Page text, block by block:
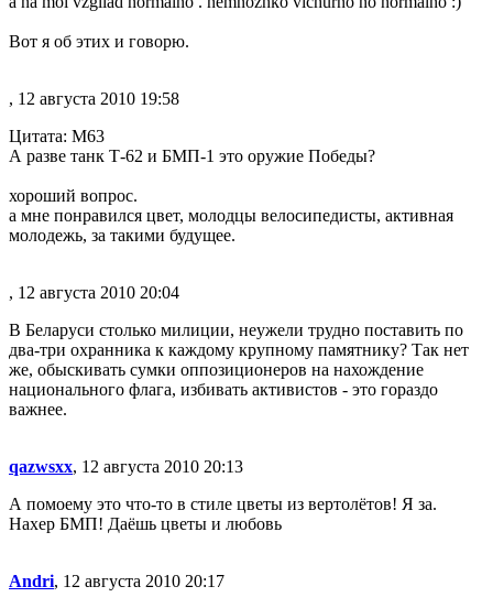
Вот я об этих и говорю.
, 12 августа 2010 19:58
Цитата: М63
А разве танк Т-62 и БМП-1 это оружие Победы?
хороший вопрос.
а мне понравился цвет, молодцы велосипедисты, активная
молодежь, за такими будущее.
, 12 августа 2010 20:04
В Беларуси столько милиции, неужели трудно поставить по
два-три охранника к каждому крупному памятнику? Так нет
же, обыскивать сумки оппозиционеров на нахождение
национального флага, избивать активистов - это гораздо
важнее.
qazwsxx, 12 августа 2010 20:13
А помоему это что-то в стиле цветы из вертолётов! Я за.
Нахер БМП! Даёшь цветы и любовь
Andri, 12 августа 2010 20:17